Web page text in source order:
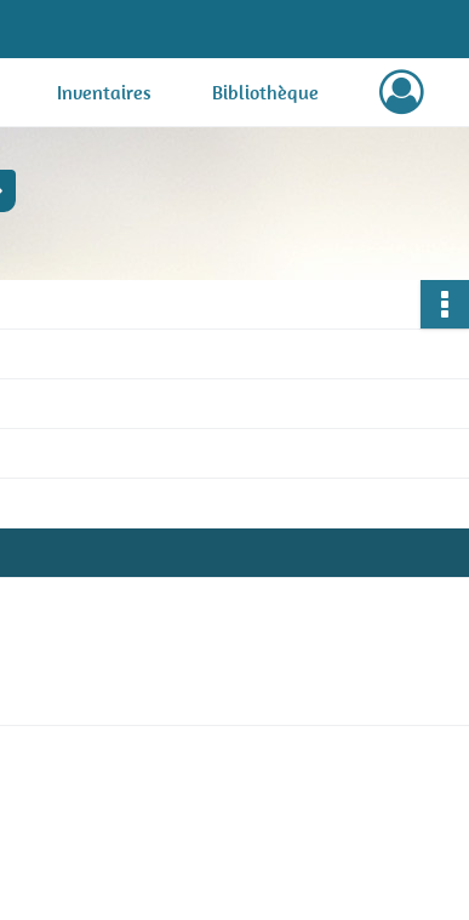
Inventaires Bibliothèque